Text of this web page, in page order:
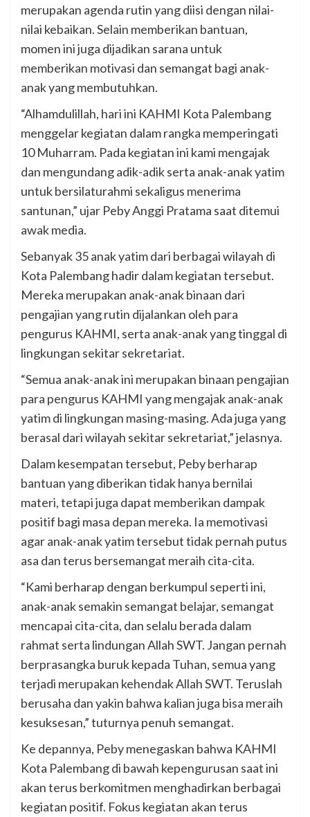
merupakan agenda rutin yang diisi dengan nilai-
nilai kebaikan. Selain memberikan bantuan,
momen ini juga dijadikan sarana untuk
memberikan motivasi dan semangat bagi anak-
anak yang membutuhkan.
“Alhamdulillah, hari ini KAHMI Kota Palembang
menggelar kegiatan dalam rangka memperingati
10 Muharram. Pada kegiatan ini kami mengajak
dan mengundang adik-adik serta anak-anak yatim
untuk bersilaturahmi sekaligus menerima
santunan,” ujar Peby Anggi Pratama saat ditemui
awak media.
Sebanyak 35 anak yatim dari berbagai wilayah di
Kota Palembang hadir dalam kegiatan tersebut.
Mereka merupakan anak-anak binaan dari
pengajian yang rutin dijalankan oleh para
pengurus KAHMI, serta anak-anak yang tinggal di
lingkungan sekitar sekretariat.
“Semua anak-anak ini merupakan binaan pengajian
para pengurus KAHMI yang mengajak anak-anak
yatim di lingkungan masing-masing. Ada juga yang
berasal dari wilayah sekitar sekretariat,” jelasnya.
Dalam kesempatan tersebut, Peby berharap
bantuan yang diberikan tidak hanya bernilai
materi, tetapi juga dapat memberikan dampak
positif bagi masa depan mereka. Ia memotivasi
agar anak-anak yatim tersebut tidak pernah putus
asa dan terus bersemangat meraih cita-cita.
“Kami berharap dengan berkumpul seperti ini,
anak-anak semakin semangat belajar, semangat
mencapai cita-cita, dan selalu berada dalam
rahmat serta lindungan Allah SWT. Jangan pernah
berprasangka buruk kepada Tuhan, semua yang
terjadi merupakan kehendak Allah SWT. Teruslah
berusaha dan yakin bahwa kalian juga bisa meraih
kesuksesan,” tuturnya penuh semangat.
Ke depannya, Peby menegaskan bahwa KAHMI
Kota Palembang di bawah kepengurusan saat ini
akan terus berkomitmen menghadirkan berbagai
kegiatan positif. Fokus kegiatan akan terus